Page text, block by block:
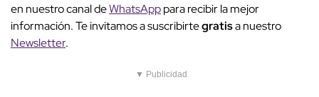
en nuestro canal deWhatsApppara recibir la mejor
información. Te invitamos a suscribirtegratisa nuestro
Newsletter.
▼ Publicidad